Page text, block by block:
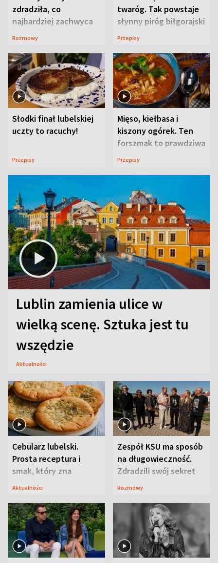
zdradziła, co
najbardziej zachwyca
ją w Lublinie
Rozmowy
twaróg. Tak powstaje
słynny piróg biłgorajski
Przepisy
Słodki finał lubelskiej
uczty to racuchy!
Przepisy
Mięso, kiełbasa i
kiszony ogórek. Ten
forszmak to prawdziwa
uczta
Przepisy
Lublin zamienia ulice w
wielką scenę. Sztuka jest tu
wszędzie
Aktualności
Cebularz lubelski.
Prosta receptura i
smak, który zna
Lubelszczyzna
Aktualności
Zespół KSU ma sposób
na długowieczność.
Zdradzili swój sekret
Rozmowy